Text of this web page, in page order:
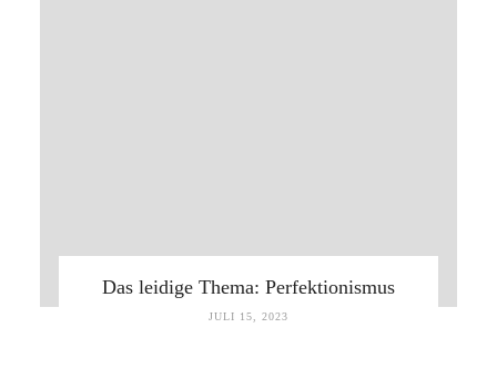
Das leidige Thema: Perfektionismus
JULI 15, 2023